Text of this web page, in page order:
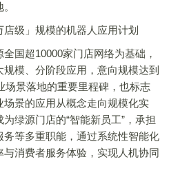
级」规模的机器人应用计划
超10000家门店网络为基础，
模、分阶段应用，意向规模达到
场景落地的重要里程碑，也标志
景的应用从概念走向规模化实
绿源门店的“智能新员工”，承担
等多重职能，通过系统性智能化
消费者服务体验，实现人机协同